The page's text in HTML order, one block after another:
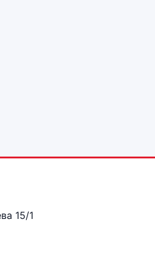
15/1